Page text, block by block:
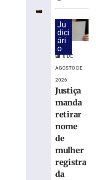
para
monitorar
eleições
agosto
mais
TRE-
Ju
dici
ári
o
8 DE
AGOSTO DE
2026
Justiça
manda
retirar
nome
de
mulher
registra
da